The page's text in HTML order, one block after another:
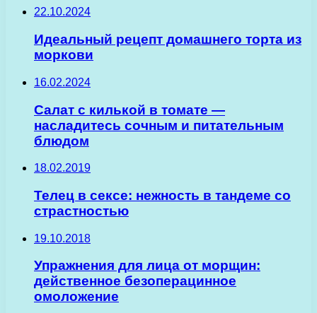
22.10.2024
Идеальный рецепт домашнего торта из
моркови
16.02.2024
Салат с килькой в томате —
насладитесь сочным и питательным
блюдом
18.02.2019
Телец в сексе: нежность в тандеме со
страстностью
19.10.2018
Упражнения для лица от морщин:
действенное безоперацинное
омоложение